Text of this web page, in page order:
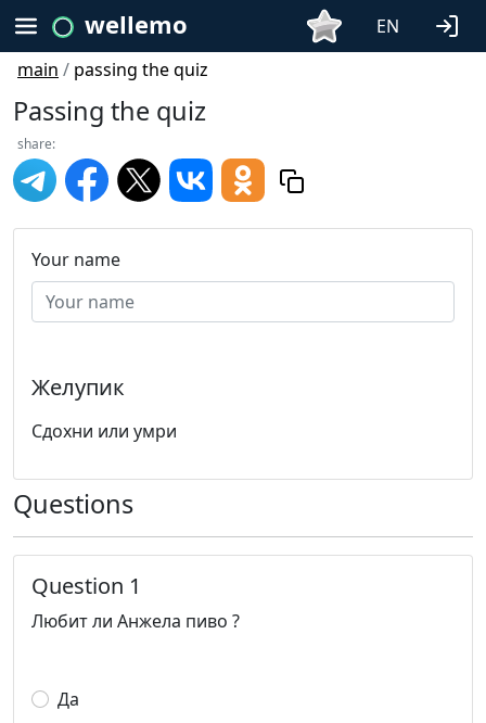
wellemo
EN
main / passing the quiz
Passing the quiz
share:
Your name
Желупик
Сдохни или умри
Questions
Question 1
Любит ли Анжела пиво ?
Да